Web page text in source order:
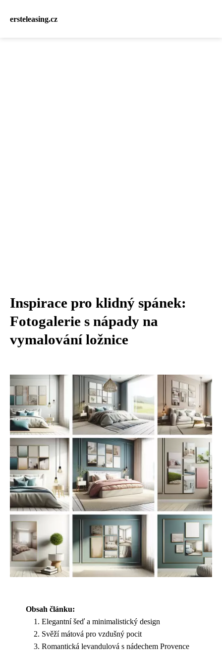
ersteleasing.cz
Inspirace pro klidný spánek:
Fotogalerie s nápady na
vymalování ložnice
Obsah článku:
Elegantní šeď a minimalistický design
Svěží mátová pro vzdušný pocit
Romantická levandulová s nádechem Provence